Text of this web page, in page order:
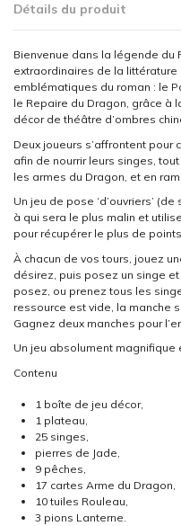
Détails du produit
Bienvenue dans la légende du
extraordinaires de la littérature
emblématiques du roman : le
le Repaire du Dragon, grâce à
décor de théâtre d’ombres
Deux joueurs s’affrontent pour
afin de nourrir leurs singes,
les armes du Dragon, et en
Un jeu de pose ‘d’ouvriers’
à qui sera le plus malin et
pour récupérer le plus de
À chacun de vos tours, jouez
désirez, puis posez un singe
posez, ou prenez tous les
ressource est vide, la manche
Gagnez deux manches pour
Un jeu absolument magnifique
Contenu
1 boîte de jeu décor,
1 plateau,
25 singes,
pierres de Jade,
9 pêches,
17 cartes Arme du Dragon,
10 tuiles Rouleau,
3 pions Lanterne.